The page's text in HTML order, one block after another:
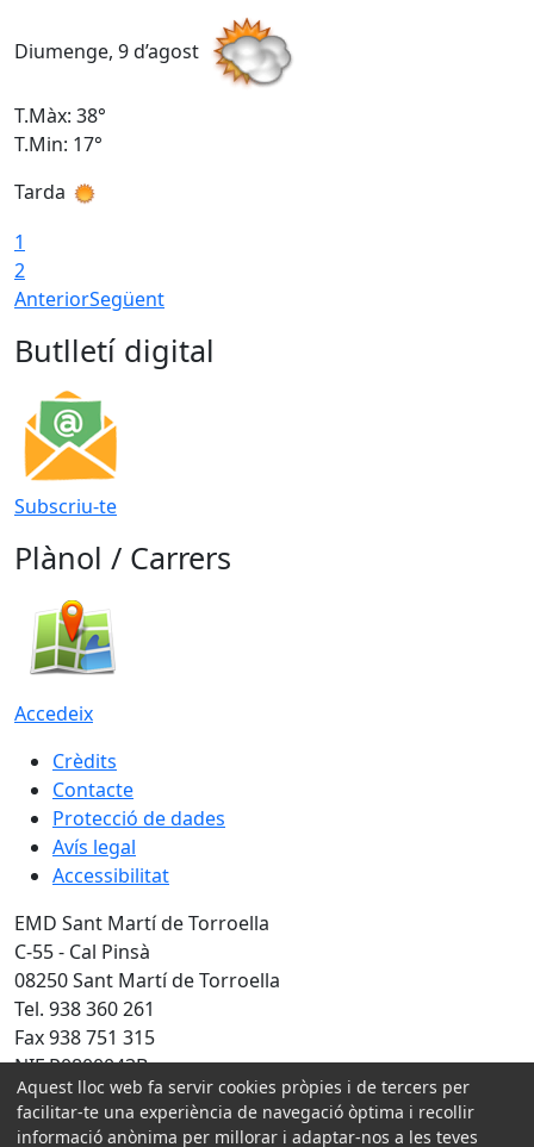
Diumenge, 9 d’agost
T.Màx: 38°
T.Min: 17°
Tarda
1
2
AnteriorSegüent
Butlletí digital
Subscriu-te
Plànol / Carrers
Accedeix
Crèdits
Contacte
Protecció de dades
Avís legal
Accessibilitat
EMD Sant Martí de Torroella
C-55 - Cal Pinsà
08250 Sant Martí de Torroella
Tel. 938 360 261
Fax 938 751 315
NIF P0800043B
Amb la col·laboració de:
Aquest lloc web fa servir cookies pròpies i de tercers per
facilitar-te una experiència de navegació òptima i recollir
informació anònima per millorar i adaptar-nos a les teves